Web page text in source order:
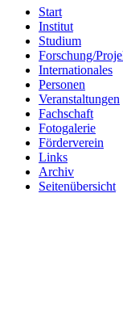
Start
Institut
Studium
Forschung/
Internationales
Personen
Veranstaltungen
Fachschaft
Fotogalerie
Förderverein
Links
Archiv
Seitenübersicht